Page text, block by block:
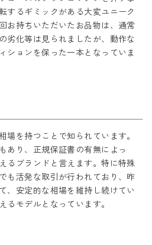
するギミックがある大変ユニーク
お持ちいただいたお品物は、通常
劣化等は見られましたが、動作な
ションを保った一本となっていま
場を持つことで知られています。
あり、正規保証書の有無によっ
るブランドと言えます。特に特殊
も活発な取引が行われており、昨
、安定的な相場を維持し続けてい
るモデルとなっています。